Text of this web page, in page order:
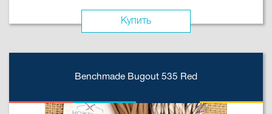
Купить
Benchmade Bugout 535 Red